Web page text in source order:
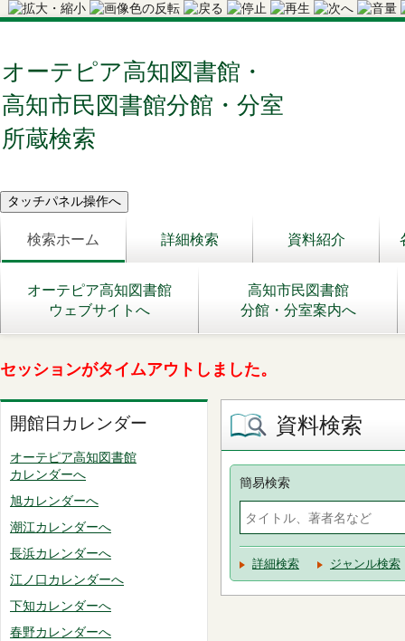
オーテピア高知図書館・
高知市民図書館分館・分室
所蔵検索
検索ホーム 詳細検索 資料紹介
オーテピア高知図書館
ウェブサイトへ
高知市民図書館
分館・分室案内へ
セッションがタイムアウトしました。
開館日カレンダー
オーテピア高知図書館
カレンダーへ
旭カレンダーへ
潮江カレンダーへ
長浜カレンダーへ
江ノ口カレンダーへ
下知カレンダーへ
春野カレンダーへ
資料検索
簡易検索
詳細検索 ジャンル検索